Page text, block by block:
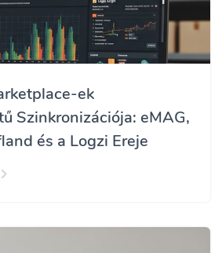
ek
Szinkronizációja: eMAG,
és a Logzi Ereje